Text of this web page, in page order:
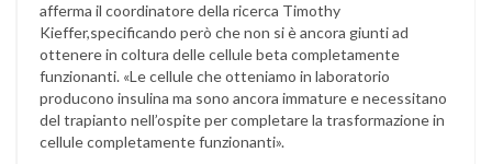
afferma il coordinatore della ricerca Timothy
Kieffer,specificando però che non si è ancora giunti ad
ottenere in coltura delle cellule beta completamente
funzionanti. «Le cellule che otteniamo in laboratorio
producono insulina ma sono ancora immature e necessitano
del trapianto nell’ospite per completare la trasformazione in
cellule completamente funzionanti».